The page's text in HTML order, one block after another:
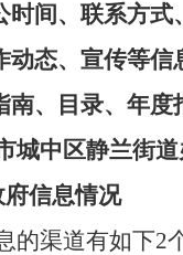
时间、联系方式
态、宣传等信
南、目录、年度
城中区静兰街
信息情况
的渠道有如下2